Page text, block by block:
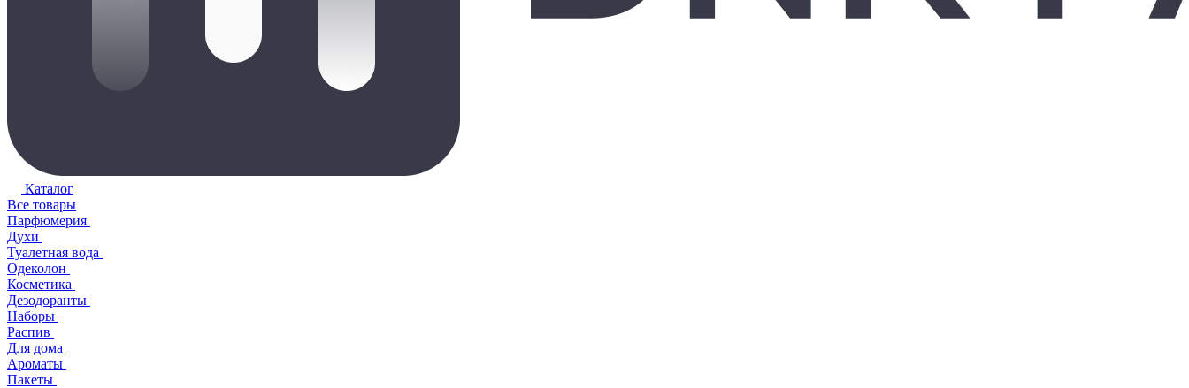
Каталог
Все товары
Парфюмерия
Духи
Туалетная вода
Одеколон
Косметика
Дезодоранты
Наборы
Распив
Для дома
Ароматы
Пакеты